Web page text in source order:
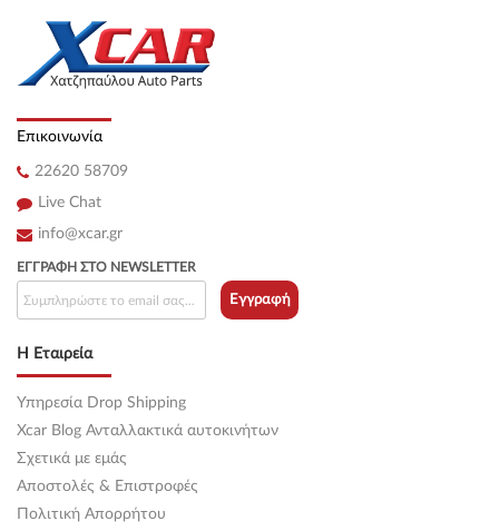
Επικοινωνία
22620 58709
Live Chat
info@xcar.gr
Η Εταιρεία
Υπηρεσία Drop Shipping
Xcar Blog Ανταλλακτικά αυτοκινήτων
Σχετικά με εμάς
Αποστολές & Επιστροφές
Πολιτική Απορρήτου
ΕΓΓΡΑΦΉ ΣΤΟ NEWSLETTER
Εγγραφή